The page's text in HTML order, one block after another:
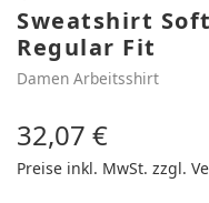
Sweatshirt
Regular Fit
Damen Arbeitsshirt
Regulärer Preis:
32,07 €
Preise inkl. MwSt. zzgl.